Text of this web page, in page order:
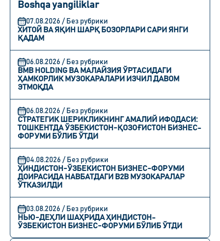
Boshqa yangiliklar
07.08.2026 / Без рубрики
ХИТОЙ ВА ЯҚИН ШАРҚ БОЗОРЛАРИ САРИ ЯНГИ
ҚАДАМ
06.08.2026 / Без рубрики
BMB HOLDING ВА МАЛАЙЗИЯ ЎРТАСИДАГИ
ҲАМКОРЛИК МУЗОКАРАЛАРИ ИЗЧИЛ ДАВОМ
ЭТМОҚДА
06.08.2026 / Без рубрики
СТРАТЕГИК ШЕРИКЛИКНИНГ АМАЛИЙ ИФОДАСИ:
ТОШКЕНТДА ЎЗБЕКИСТОН-ҚОЗОҒИСТОН БИЗНЕС-
ФОРУМИ БЎЛИБ ЎТДИ
04.08.2026 / Без рубрики
ҲИНДИСТОН-ЎЗБЕКИСТОН БИЗНЕС-ФОРУМИ
ДОИРАСИДА НАВБАТДАГИ B2B МУЗОКАРАЛАР
ЎТКАЗИЛДИ
03.08.2026 / Без рубрики
НЬЮ-ДЕҲЛИ ШАҲРИДА ҲИНДИСТОН-
ЎЗБЕКИСТОН БИЗНЕС-ФОРУМИ БЎЛИБ ЎТДИ